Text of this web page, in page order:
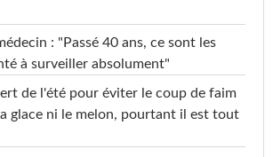
: "Passé 40 ans, ce sont les
à surveiller absolument"
de l'été pour éviter le coup de faim
glace ni le melon, pourtant il est tout